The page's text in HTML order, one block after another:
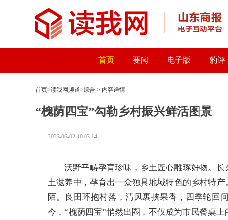
首页 要闻 电子版 豹评
首页>读我网频道>综合 > 内容详情
“槐荫四宝”勾勒乡村振兴鲜活图景
2026-06-02 10:03:14
沃野平畴孕育珍味，乡土匠心雕琢好物。
土滋养中，孕育出一众独具地域特色的乡村特
陌。良田环抱村落，清风裹挟果香，四季轮回
今，“槐荫四宝”悄然出圈，不仅成为市民餐桌